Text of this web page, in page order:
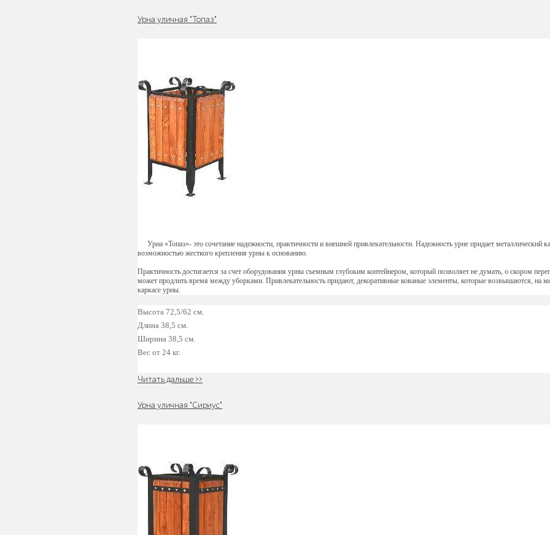
Урна уличная "Топаз"
Урна «Топаз»- это сочетание надежности, практичности и внешней привлекательности. Надежность урне придает металлический
возможностью жесткого крепления урны к основанию.
Практичность достигается за счет оборудования урны съемным глубоким контейнером, который позволяет не думать, о скором
может продлить время между уборками. Привлекательность придают, декоративные кованые элементы, которые возвышаются, на
каркасе урны.
Высота 72,5/62 см.
Длина 38,5 см.
Ширина 38,5 см.
Вес от 24 кг.
Читать дальше >>
Урна уличная "Сириус"